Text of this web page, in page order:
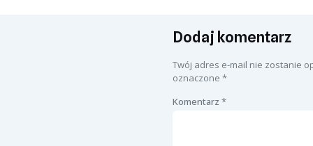
Dodaj komentarz
Twój adres e-mail nie zostanie
oznaczone *
Komentarz *